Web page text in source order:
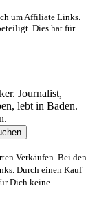
um Affiliate Links.
Dies hat für
Journalist,
lebt in Baden.
Verkäufen. Bei den
Durch einen Kauf
Dich keine